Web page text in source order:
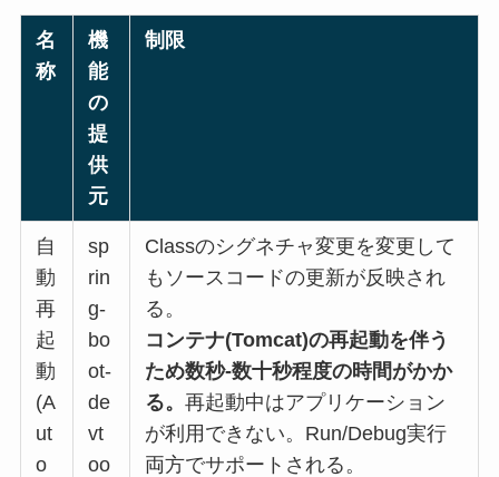
名
称
機
能
の
提
供
元
制限
自
動
再
起
動
(A
ut
o
sp
rin
g-
bo
ot-
de
vt
oo
Classのシグネチャ変更を変更して
もソースコードの更新が反映され
る。
コンテナ(Tomcat)の再起動を伴う
ため数秒-数十秒程度の時間がかか
る。再起動中はアプリケーション
が利用できない。Run/Debug実行
両方でサポートされる。